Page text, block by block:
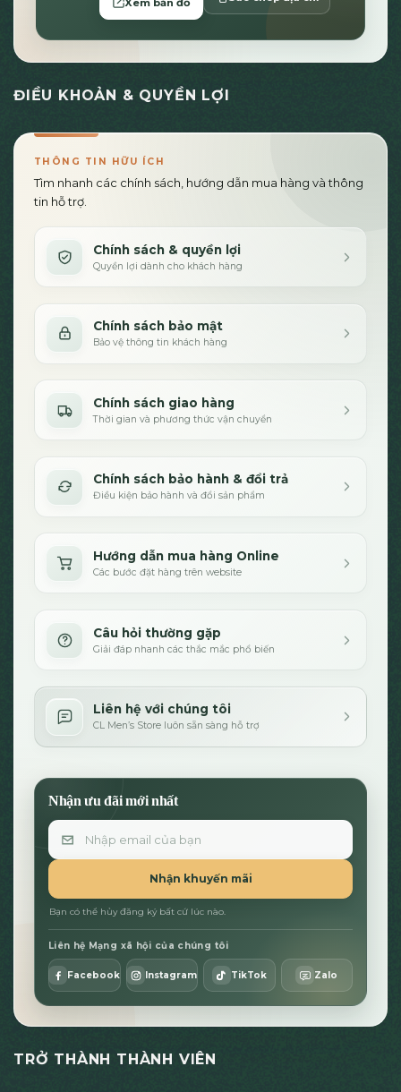
ĐIỀU KHOẢN & QUYỀN LỢI
THÔNG TIN HỮU ÍCH
Tìm nhanh các chính sách, hướng dẫn mua hàng và thông
tin hỗ trợ.
Chính sách & quyền lợi
Quyền lợi dành cho khách hàng
Chính sách bảo mật
Bảo vệ thông tin khách hàng
Chính sách giao hàng
Thời gian và phương thức vận chuyển
Chính sách bảo hành & đổi trả
Điều kiện bảo hành và đổi sản phẩm
Hướng dẫn mua hàng Online
Các bước đặt hàng trên website
Câu hỏi thường gặp
Giải đáp nhanh các thắc mắc phổ biến
Liên hệ với chúng tôi
CL Men’s Store luôn sẵn sàng hỗ trợ
Nhận ưu đãi mới nhất
Email
Nhận khuyến mãi
Bạn có thể hủy đăng ký bất cứ lúc nào.
Liên hệ Mạng xã hội của chúng tôi
Facebook Instagram TikTok Zalo
TRỞ THÀNH THÀNH VIÊN